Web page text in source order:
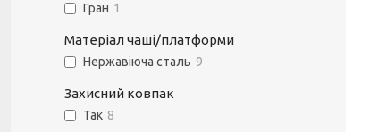
Гран 1
Матеріал чаші/платформи
Нержавіюча сталь 9
Захисний ковпак
Так 8